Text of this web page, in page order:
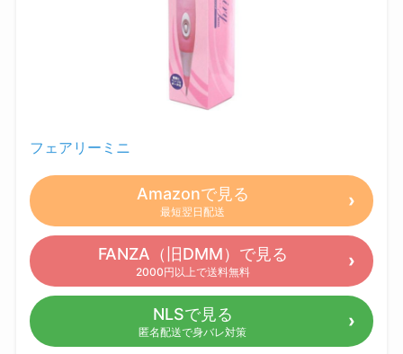
フェアリーミニ
Amazonで見る
最短翌日配送
FANZA（旧DMM）で見る
2000円以上で送料無料
NLSで見る
匿名配送で身バレ対策